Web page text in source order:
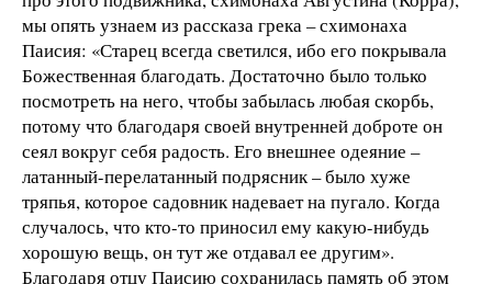
мы опять узнаем из рассказа грека – схимонаха
Паисия: «Старец всегда светился, ибо его покрывала
Божественная благодать. Достаточно было только
посмотреть на него, чтобы забылась любая скорбь,
потому что благодаря своей внутренней доброте он
сеял вокруг себя радость. Его внешнее одеяние –
латанный-перелатанный подрясник – было хуже
тряпья, которое садовник надевает на пугало. Когда
случалось, что кто-то приносил ему какую-нибудь
хорошую вещь, он тут же отдавал ее другим».
Благодаря отцу Паисию сохранилась память об этом